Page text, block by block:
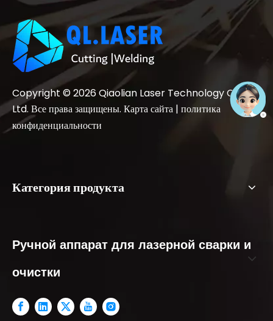
Copyright © 2026Qiaolian Laser Technology Co.,
Ltd. Все права защищены. Карта сайта | политика
конфиденциальности
Категория продукта
Ручной аппарат для лазерной сварки и
очистки